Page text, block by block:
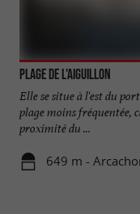
Plage de l'Aiguillon
Elle se situe à l'est du
plage moins fréquentée,
proximité du ...
649 m -